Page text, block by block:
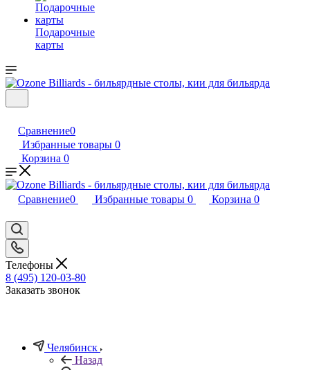
Подарочные
карты
Сравнение0
Избранные товары 0
Корзина 0
Сравнение0 Избранные товары 0 Корзина 0
Телефоны
8 (495) 120-03-80
Заказать звонок
Челябинск
Назад